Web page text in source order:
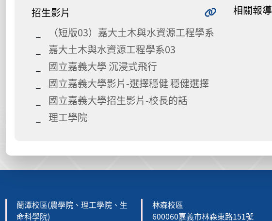
招生影片
（短版03）嘉大土木與水資源工程學系
嘉大土木與水資源工程學系03
國立嘉義大學 沉浸式飛行
國立嘉義大學影片-選擇穩健 穩健選擇
國立嘉義大學招生影片-校長的話
理工學院
相關報導
蘭潭校區(農學院、理工學院、生
命科學院)
林森校區
600060嘉義市林森東路151號